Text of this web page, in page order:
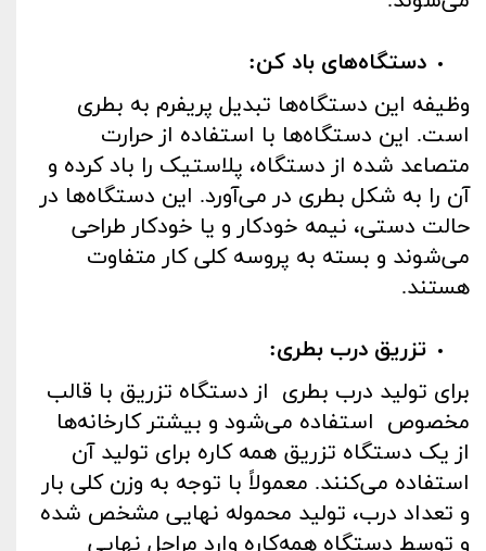
دستگاه‌های باد کن:
وظیفه این دستگاه‌ها تبدیل پریفرم به بطری
است. این دستگاه‌ها با استفاده از حرارت
متصاعد شده از دستگاه، پلاستیک را باد کرده و
آن را به شکل بطری در می‌آورد. این دستگاه‌ها در
حالت دستی، نیمه ‌خودکار و یا خودکار طراحی
می‌شوند و بسته به پروسه کلی کار متفاوت‌
هستند.
تزریق درب بطری:
برای تولید درب بطری از دستگاه تزریق با قالب
مخصوص استفاده می‌شود و بیشتر کارخانه‌ها
از یک دستگاه تزریق همه کاره برای تولید آن
استفاده می‌کنند. معمولاً با توجه به وزن کلی بار
و تعداد درب، تولید محموله نهایی مشخص ‌شده
و توسط دستگاه همه‌کاره وارد مراحل نهایی